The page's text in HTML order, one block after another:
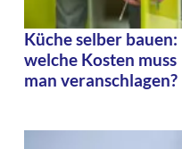
Küche selber bauen:
welche Kosten muss
man veranschlagen?